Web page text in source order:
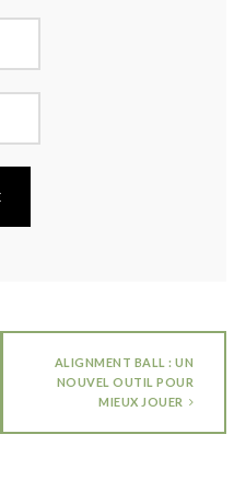
ALIGNMENT BALL : UN
NOUVEL OUTIL POUR
MIEUX JOUER